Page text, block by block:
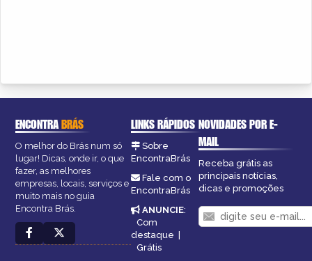
ENCONTRABRÁS
O melhor do Brás num só
lugar! Dicas, onde ir, o que
fazer, as melhores
empresas, locais, serviços e
muito mais no guia
Encontra Brás.
LINKS RÁPIDOS
Sobre
EncontraBrás
Fale com o
EncontraBrás
ANUNCIE:
Com
destaque |
Grátis
NOVIDADES POR E-
MAIL
Receba grátis as
principais notícias,
dicas e promoções